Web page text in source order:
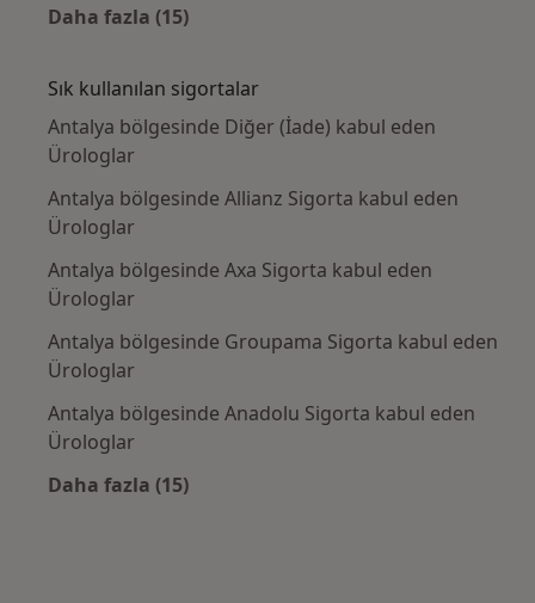
Daha fazla (15)
Sık kullanılan sigortalar
Antalya bölgesinde Diğer (İade) kabul eden
Ürologlar
Antalya bölgesinde Allianz Sigorta kabul eden
Ürologlar
Antalya bölgesinde Axa Sigorta kabul eden
Ürologlar
Antalya bölgesinde Groupama Sigorta kabul eden
Ürologlar
Antalya bölgesinde Anadolu Sigorta kabul eden
Ürologlar
Daha fazla (15)